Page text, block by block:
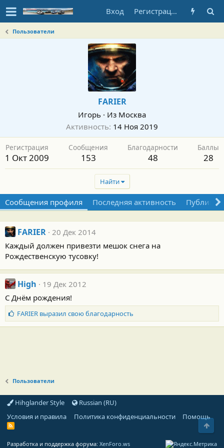
Вход Регистрация
Пользователи
FARIER
Игорь · Из Москва
Активность 14 Ноя 2019
Регистрация
1 Окт 2009
Сообщения
153
Благодарности
48
Баллы
28
Найти
Сообщения профиля Последняя активность
FARIER 20 Дек 2014
Каждый должен привезти мешок снега на
Рождественскую тусовку!
High
19 Дек 2012
С Днём рождения!
Б
л
н
о
с
и
FARIERвыразил свою благодарность
Пользователи
Hihglander Style
Russian (RU)
Условия и правила
Политика конфиденциальности Помощь
R
Разработка и поддержка форума: XenForo.ws